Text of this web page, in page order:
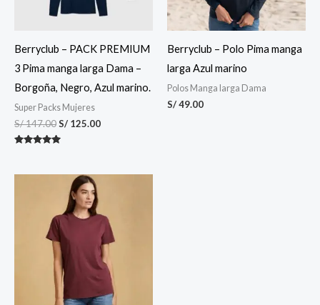
Berryclub – PACK PREMIUM
3 Pima manga larga Dama –
Borgoña, Negro, Azul marino.
Super Packs Mujeres
S/147.00S/ 125.00
Berryclub – Polo Pima manga
larga Azul marino
Polos Manga larga Dama
S/49.00